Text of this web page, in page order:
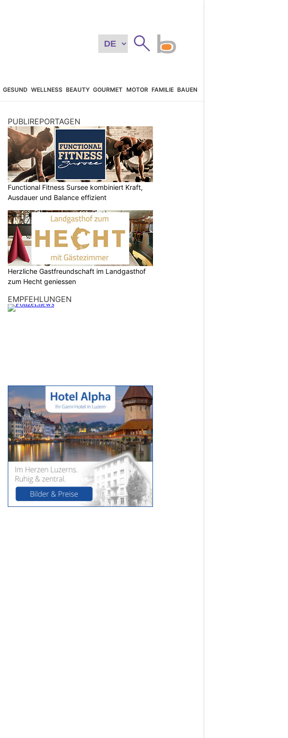
GESUND WELLNESS BEAUTY GOURMET MOTOR FAMILIE BAUEN
PUBLIREPORTAGEN
Functional Fitness Sursee kombiniert Kraft,
Ausdauer und Balance effizient
Herzliche Gastfreundschaft im Landgasthof
zum Hecht geniessen
EMPFEHLUNGEN